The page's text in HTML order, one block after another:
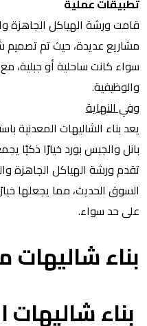
قامت ورشة الهياكل الجاهزة
مشاريع عديدة، حيث تم تصميم
سواء كانت ساحلية أو جبلية، مع
والوظيفية.
وفي النهاية
يعد بناء الشاليهات المعدنية
بانل والجبس بورد خيارًا ذكيًا
تقدم ورشة الهياكل الجاهزة
السوق الحديث، مما يجعلها
على حد سواء.
بناء شاليهات
بناء